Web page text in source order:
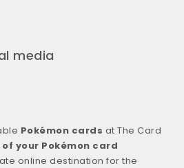
media
Pokémon cards at The Card
your Pokémon card
online destination for the